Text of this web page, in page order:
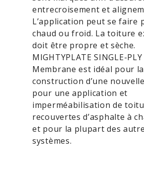
entrecroisement et
L’application peut se faire
chaud ou froid. La toiture
doit être propre et sèche.
MIGHTYPLATE SINGLE-
Membrane est idéal pour la
construction d’une
pour une application et
imperméabilisation de
recouvertes d’asphalte à
et pour la plupart des
systèmes.